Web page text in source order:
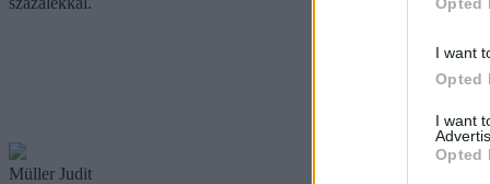
I want
Opted
I want
Opted
Müller Judit